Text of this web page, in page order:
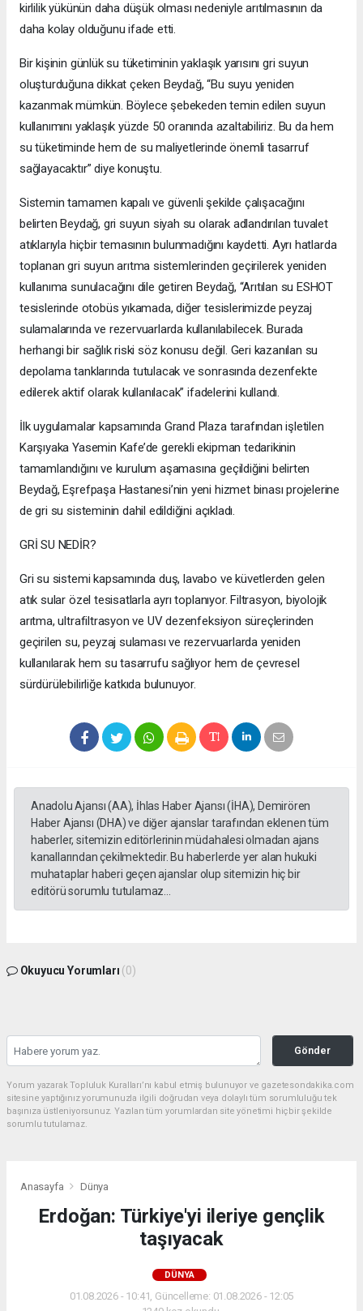
kirlilik yükünün daha düşük olması nedeniyle arıtılmasının da
daha kolay olduğunu ifade etti.
Bir kişinin günlük su tüketiminin yaklaşık yarısını gri suyun
oluşturduğuna dikkat çeken Beydağ, “Bu suyu yeniden
kazanmak mümkün. Böylece şebekeden temin edilen suyun
kullanımını yaklaşık yüzde 50 oranında azaltabiliriz. Bu da hem
su tüketiminde hem de su maliyetlerinde önemli tasarruf
sağlayacaktır” diye konuştu.
Sistemin tamamen kapalı ve güvenli şekilde çalışacağını
belirten Beydağ, gri suyun siyah su olarak adlandırılan tuvalet
atıklarıyla hiçbir temasının bulunmadığını kaydetti. Ayrı hatlarda
toplanan gri suyun arıtma sistemlerinden geçirilerek yeniden
kullanıma sunulacağını dile getiren Beydağ, “Arıtılan su ESHOT
tesislerinde otobüs yıkamada, diğer tesislerimizde peyzaj
sulamalarında ve rezervuarlarda kullanılabilecek. Burada
herhangi bir sağlık riski söz konusu değil. Geri kazanılan su
depolama tanklarında tutulacak ve sonrasında dezenfekte
edilerek aktif olarak kullanılacak” ifadelerini kullandı.
İlk uygulamalar kapsamında Grand Plaza tarafından işletilen
Karşıyaka Yasemin Kafe’de gerekli ekipman tedarikinin
tamamlandığını ve kurulum aşamasına geçildiğini belirten
Beydağ, Eşrefpaşa Hastanesi’nin yeni hizmet binası projelerine
de gri su sisteminin dahil edildiğini açıkladı.
GRİ SU NEDİR?
Gri su sistemi kapsamında duş, lavabo ve küvetlerden gelen
atık sular özel tesisatlarla ayrı toplanıyor. Filtrasyon, biyolojik
arıtma, ultrafiltrasyon ve UV dezenfeksiyon süreçlerinden
geçirilen su, peyzaj sulaması ve rezervuarlarda yeniden
kullanılarak hem su tasarrufu sağlıyor hem de çevresel
sürdürülebilirliğe katkıda bulunuyor.
Anadolu Ajansı (AA), İhlas Haber Ajansı (İHA), Demirören
Haber Ajansı (DHA) ve diğer ajanslar tarafından eklenen tüm
haberler, sitemizin editörlerinin müdahalesi olmadan ajans
kanallarından çekilmektedir. Bu haberlerde yer alan hukuki
muhataplar haberi geçen ajanslar olup sitemizin hiç bir
editörü sorumlu tutulamaz...
Okuyucu Yorumları (0)
Gönder
Yorum yazarak Topluluk Kuralları’nı kabul etmiş bulunuyor ve gazetesondakika.com
sitesine yaptığınız yorumunuzla ilgili doğrudan veya dolaylı tüm sorumluluğu tek
başınıza üstleniyorsunuz. Yazılan tüm yorumlardan site yönetimi hiçbir şekilde
sorumlu tutulamaz.
Anasayfa Dünya
Erdoğan: Türkiye'yi ileriye gençlik
taşıyacak
DÜNYA
01.08.2026 - 10:41, Güncelleme: 01.08.2026 - 12:05